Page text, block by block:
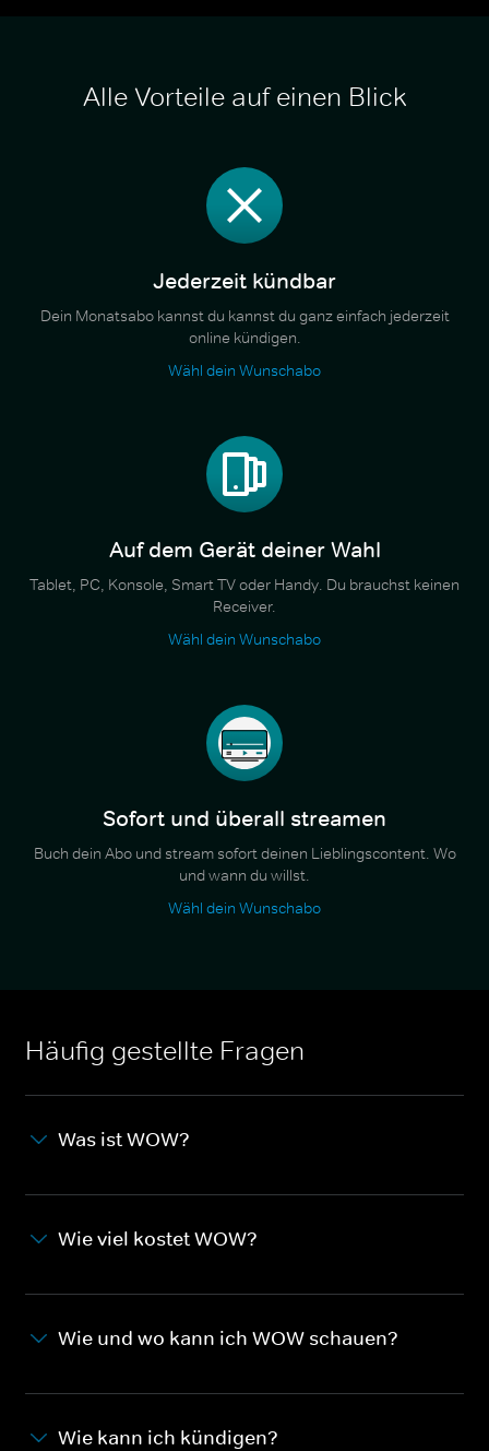
Alle Vorteile auf einen Blick
Jederzeit kündbar
Dein Monatsabo kannst du kannst du ganz einfach jederzeit
online kündigen.
Wähl dein Wunschabo
Auf dem Gerät deiner Wahl
Tablet, PC, Konsole, Smart TV oder Handy. Du brauchst keinen
Receiver.
Wähl dein Wunschabo
Sofort und überall streamen
Buch dein Abo und stream sofort deinen Lieblingscontent. Wo
und wann du willst.
Wähl dein Wunschabo
Häufig gestellte Fragen
Was ist WOW?
Wie viel kostet WOW?
Wie und wo kann ich WOW schauen?
Wie kann ich kündigen?